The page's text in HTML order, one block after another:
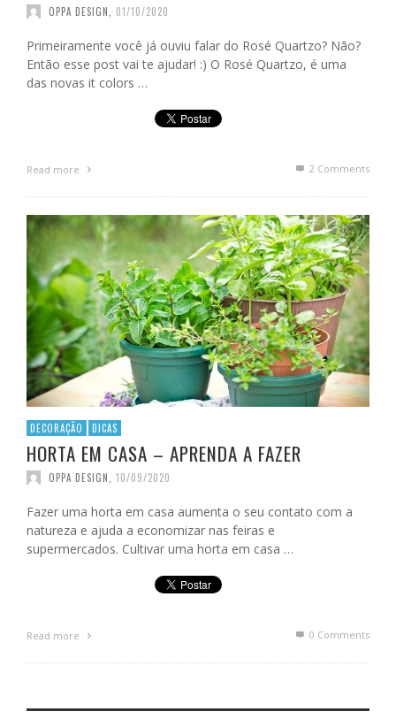
OPPA DESIGN 01/10/2020
Primeiramente você já ouviu falar do Rosé Quartzo? Não?
Então esse post vai te ajudar! :) O Rosé Quartzo, é uma
das novas it colors …
Read more 2 Comments
DECORAÇÃO DICAS
HORTA EM CASA – APRENDA A FAZER
OPPA DESIGN 10/09/2020
Fazer uma horta em casa aumenta o seu contato com a
natureza e ajuda a economizar nas feiras e
supermercados. Cultivar uma horta em casa …
Read more 0 Comments